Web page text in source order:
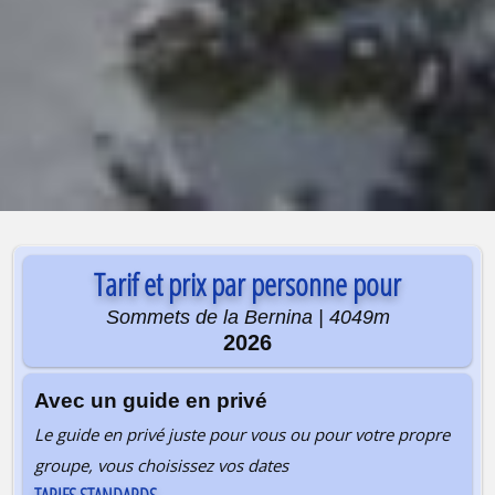
Tarif et prix par personne pour
Sommets de la Bernina | 4049m
2026
Avec un guide en privé
Le guide en privé juste pour vous ou pour votre propre
groupe, vous choisissez vos dates